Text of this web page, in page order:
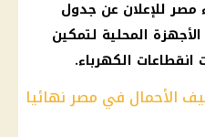
مصر للإعلان عن جدول
المحلية لتمكين
الكهرباء.
الأحمال في مصر نهائيا